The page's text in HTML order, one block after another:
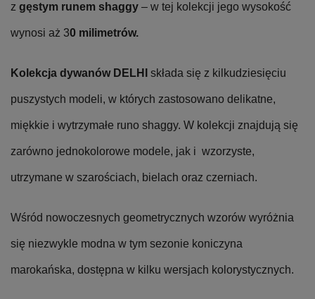
z gęstym runem shaggy – w tej kolekcji jego wysokość
wynosi aż 30 milimetrów.
Kolekcja dywanów DELHI składa się z kilkudziesięciu
puszystych modeli, w których zastosowano delikatne,
miękkie i wytrzymałe runo shaggy. W kolekcji znajdują się
zarówno jednokolorowe modele, jak i wzorzyste,
utrzymane w szarościach, bielach oraz czerniach.
Wśród nowoczesnych geometrycznych wzorów wyróżnia
się niezwykle modna w tym sezonie koniczyna
marokańska, dostępna w kilku wersjach kolorystycznych.